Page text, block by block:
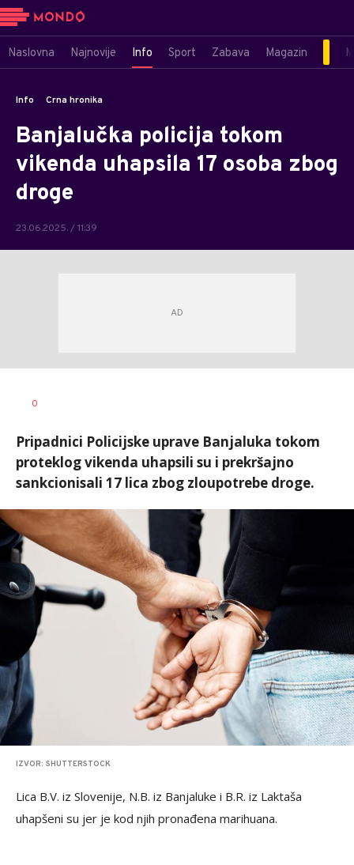
Naslovna Najnovije Info Sport Zabava Magazin
Info Crna hronika
Banjalučka policija tokom
vikenda uhapsila 17 osoba zbog
droge
23.06.2025. / 11:39
AUTOR
0
Pripadnici Policijske uprave Banjaluka tokom
proteklog vikenda uhapsili su i prekršajno
sankcionisali 17 lica zbog zloupotrebe droge.
IZVOR: SHUTTERSTOCK
Lica B.V. iz Slovenije, N.B. iz Banjaluke i B.R. iz Laktaša
uhapšeni su jer je kod njih pronađena marihuana.